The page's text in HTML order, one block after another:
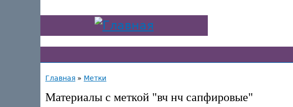
Главная » Метки
Материалы с меткой "вч нч сапфировые"